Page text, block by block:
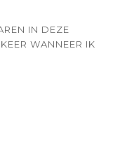
IN DEZE
WANNEER IK